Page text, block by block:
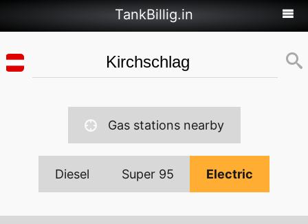
TankBillig.in
Gas stations nearby
Diesel Super 95 Electric